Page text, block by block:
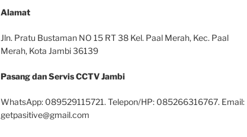
Alamat
Jln. Pratu Bustaman NO 15 RT 38 Kel. Paal Merah, Kec. Paal
Merah, Kota Jambi 36139
Pasang dan Servis CCTV Jambi
WhatsApp: 089529115721. Telepon/HP: 085266316767. Email:
getpasitive@gmail.com